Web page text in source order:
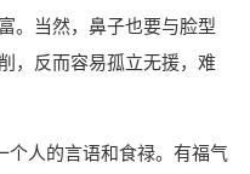
。当然，鼻子也要与脸型
，反而容易孤立无援，难
个人的言语和食禄。有福气